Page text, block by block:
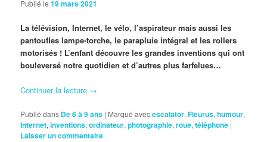
Publié le19 mars 2021
La télévision, Internet, le vélo, l’aspirateur mais aussi les
pantoufles lampe-torche, le parapluie intégral et les rollers
motorisés ! L’enfant découvre les grandes inventions qui ont
bouleversé notre quotidien et d’autres plus farfelues…
Continuer la lecture →
Publié dans De 6 à 9 ans | Marqué avecescalator,Fleurus,humour,
Internet,inventions,ordinateur,photographie,roue,téléphone |
Laisser un commentaire